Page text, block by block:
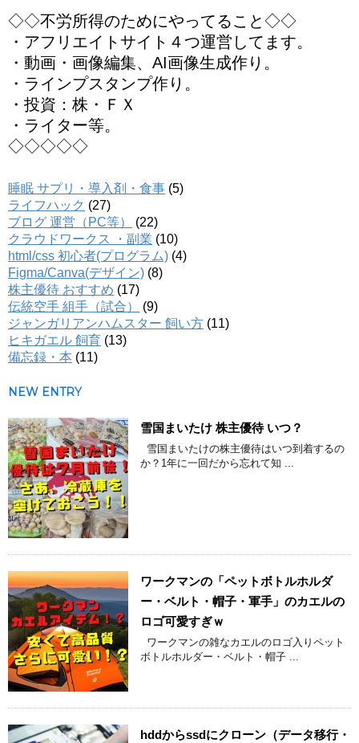
◇◇不労所得のためにやってること◇◇
・アフリエイトサイト４つ運営してます。
・動画・画像編集、AI画像生成作り。
・ラインプスタンプ作り。
・投資：株・ＦＸ
・ライター等。
◇◇◇◇◇
睡眠 サプリ・導入剤・食事 (5)
ライフハック (27)
ブログ 運営（PC等）
(22)
クラウドワークス ・副業 (10)
html/css 初心者(プログラム) (4)
Figma/Canva(デザイン) (8)
株主優待 おすすめ (17)
伝統空手 組手（試合）
(9)
ジャンガリアンハムスター 飼い方 (11)
ヒキガエル 飼育 (13)
備忘録・本 (11)
NEW ENTRY
雪国まいたけ 株主優待 いつ？
雪国まいたけの株主優待はいつ到着するの
か？1年に一回だから忘れて知 ...
ワークマンの「ペットボトルホルダ
ー・ベルト・帽子・軍手」のカエルの
ロゴ可愛すぎｗ
ワークマンの雑なカエルのロゴ入りペット
ボトルホルダー・ベルト・帽子 ...
hddからssdにクローン（データ移行・